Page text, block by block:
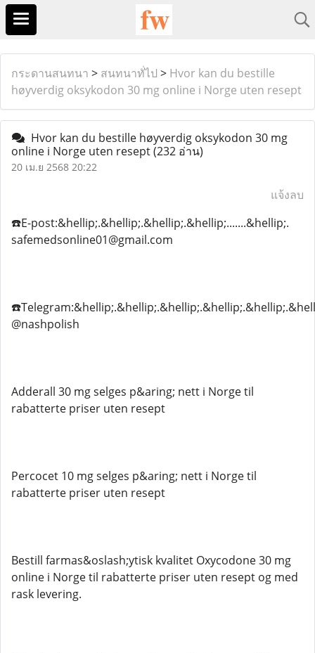
กระดานสนทนา > สนทนาทั่ไป > Hvor kan du bestille
høyverdig oksykodon 30 mg online i Norge uten resept
Hvor kan du bestille høyverdig oksykodon 30 mg
online i Norge uten resept(232 อ่าน)
20 เม.ย 2568 20:22
แจ้งลบ
☎️E-post:&hellip;.&hellip;.&hellip;.&hellip;.......&hellip;.
safemedsonline01@gmail.com
@nashpolish
Adderall 30 mg selges p&aring; nett i Norge til
rabatterte priser uten resept
Percocet 10 mg selges p&aring; nett i Norge til
rabatterte priser uten resept
Bestill farmas&oslash;ytisk kvalitet Oxycodone 30 mg
online i Norge til rabatterte priser uten resept og med
rask levering.